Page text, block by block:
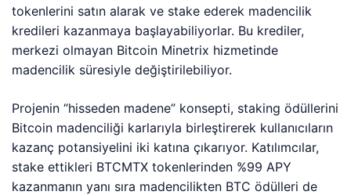
tokenlerini satın alarak ve stake ederek madencilik
kredileri kazanmaya başlayabiliyorlar. Bu krediler,
merkezi olmayan Bitcoin Minetrix hizmetinde
madencilik süresiyle değiştirilebiliyor.
Projenin “hisseden madene” konsepti, staking ödüllerini
Bitcoin madenciliği karlarıyla birleştirerek kullanıcıların
kazanç potansiyelini iki katına çıkarıyor. Katılımcılar,
stake ettikleri BTCMTX tokenlerinden %99 APY
kazanmanın yanı sıra madencilikten BTC ödülleri de